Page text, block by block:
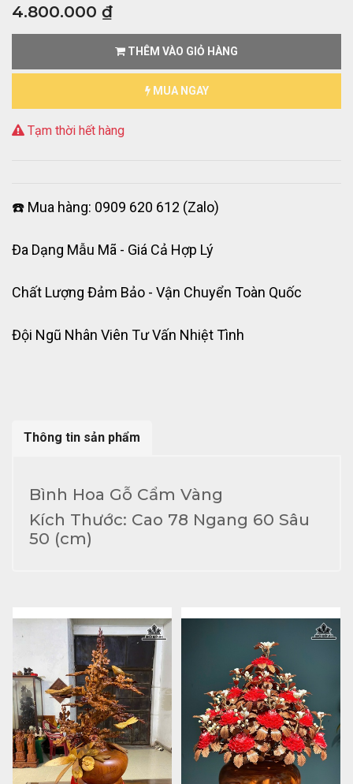
4.800.000 ₫
THÊM VÀO GIỎ HÀNG
MUA NGAY
Tạm thời hết hàng
☎️ Mua hàng: 0909 620 612 (Zalo)
Đa Dạng Mẫu Mã - Giá Cả Hợp Lý
Chất Lượng Đảm Bảo - Vận Chuyển Toàn Quốc
Đội Ngũ Nhân Viên Tư Vấn Nhiệt Tình
Thông tin sản phẩm
Bình Hoa Gỗ Cẩm Vàng
Kích Thước: Cao 78 Ngang 60 Sâu
50 (cm)